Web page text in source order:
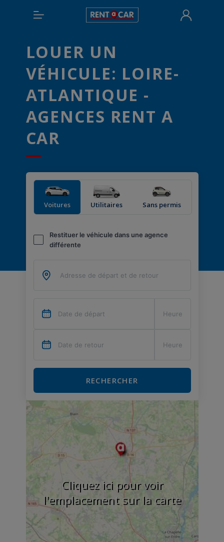
LOUER UN
VÉHICULE: LOIRE-
ATLANTIQUE -
AGENCES RENT A
CAR
Voitures Utilitaires Sans permis
Restituer le véhicule dans une agence
différente
RECHERCHER
Cliquez ici pour voir
l'emplacement sur la carte